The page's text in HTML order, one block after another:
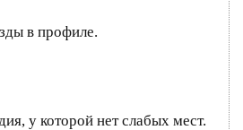
в профиле.
у которой нет слабых мест.